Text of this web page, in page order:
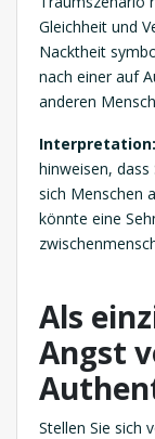
Gleichheit und
Nacktheit
nach einer auf
anderen
Interpretation:
hinweisen,
sich Menschen
könnte eine
Als
Angst
Stellen Sie sich